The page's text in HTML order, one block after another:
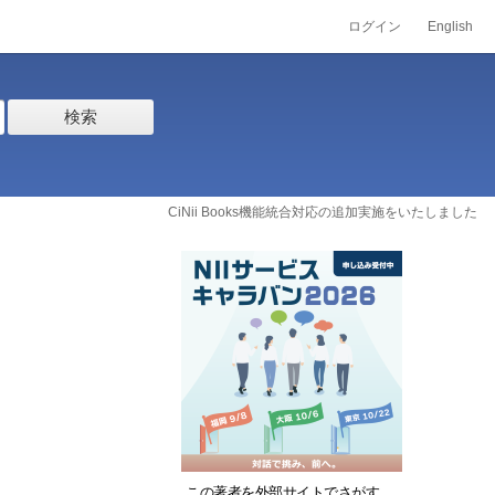
ログイン English
検索
CiNii Books機能統合対応の追加実施をいたしました